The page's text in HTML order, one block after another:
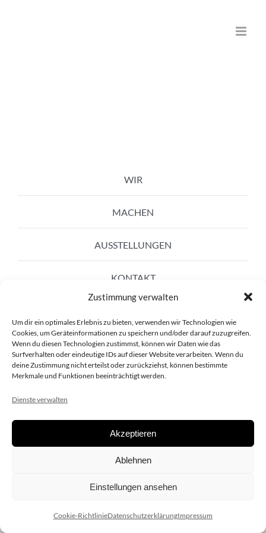
Zustimmung verwalten
Um dir ein optimales Erlebnis zu bieten, verwenden wir Technologien wie
Cookies, um Geräteinformationen zu speichern und/oder darauf zuzugreifen.
Wenn du diesen Technologien zustimmst, können wir Daten wie das
Surfverhalten oder eindeutige IDs auf dieser Website verarbeiten. Wenn du
deine Zustimmung nicht erteilst oder zurückziehst, können bestimmte
Merkmale und Funktionen beeinträchtigt werden.
Dienste verwalten
Akzeptieren
Ablehnen
Einstellungen ansehen
Cookie-RichtlinieDatenschutzerklärungImpressum
WIR
MACHEN
AUSSTELLUNGEN
KONTAKT
Copyright 2020 dieSCHAUsteller.at |Datenschützerklärung|
| Design:www.ARGEntur.at